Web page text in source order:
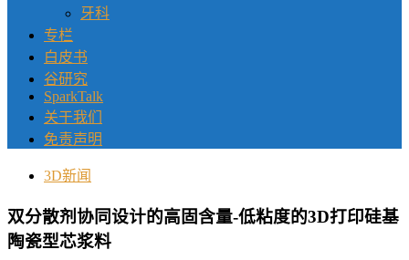
牙科
专栏
白皮书
谷研究
SparkTalk
关于我们
免责声明
3D新闻
双分散剂协同设计的高固含量-低粘度的3D打印硅基
陶瓷型芯浆料